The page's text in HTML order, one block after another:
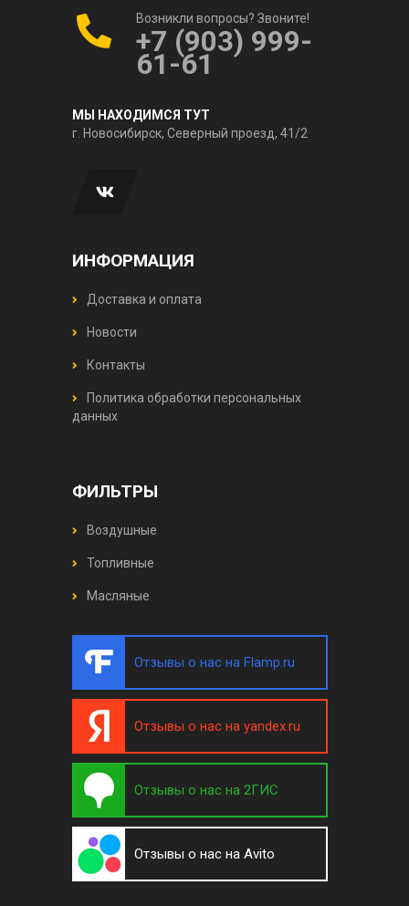
Возникли вопросы? Звоните!
+7 (903) 999-
61-61
МЫ НАХОДИМСЯ ТУТ
г. Новосибирск, Северный проезд, 41/2
ИНФОРМАЦИЯ
Доставка и оплата
Новости
Контакты
Политика обработки персональных
данных
ФИЛЬТРЫ
Воздушные
Топливные
Масляные
Отзывы о нас на Flamp.ru
Отзывы о нас на yandex.ru
Отзывы о нас на 2ГИС
Отзывы о нас на Avito